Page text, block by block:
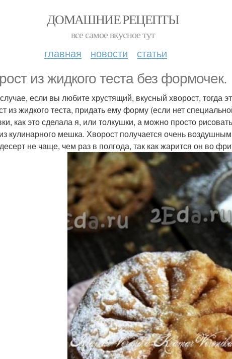
ДОМАШНИЕ РЕЦЕПТЫ
все самое вкусное тут
главная новости статьи
из жидкого теста без формочек.
если вы любите хрустящий, вкусный хворост, тогда
из жидкого теста, придать ему форму (если нет
как это сделала я, или толкушки, а можно просто
кулинарного мешка. Хворост получается очень
не чаще, чем раз в полгода, так как жарится он во